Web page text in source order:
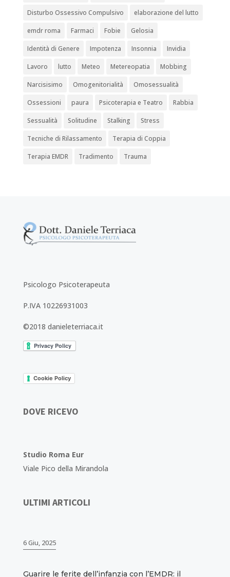
Disturbo Ossessivo Compulsivo elaborazione del lutto
emdr roma Farmaci Fobie Gelosia
Identità di Genere Impotenza Insonnia Invidia
Lavoro lutto Meteo Metereopatia Mobbing
Narcisisimo Omogenitorialità Omosessualità
Ossessioni paura Psicoterapia e Teatro Rabbia
Sessualità Solitudine Stalking Stress
Tecniche di Rilassamento Terapia di Coppia
Terapia EMDR Tradimento Trauma
Psicologo Psicoterapeuta
P.IVA 10226931003
©2018 danieleterriaca.it
Cookie Policy
DOVE RICEVO
Studio Roma Eur
Viale Pico della Mirandola
ULTIMI ARTICOLI
6 Giu, 2025
Guarire le ferite dell’infanzia con l’EMDR: il